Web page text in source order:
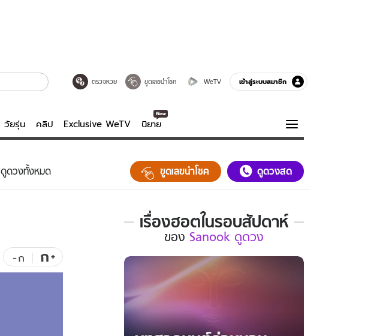
ตรวจหวย ขูดเลขนำโชค WeTV เข้าสู่ระบบสมาชิก
วัยรุ่น คลิป Exclusive WeTV นิยาย
คลิป
พอดแคสต์
ความรู้รอบตัว
ฮาวทู
ดูดวงทั้งหมด ขูดเลขนำโชค ดูดวงสด
-ก ก+
เรื่องฮอตในรอบสัปดาห์
เรื่อง
ใน
รอบ
ของ
Sanook
ดูด
ของ Sanook ดูดวง